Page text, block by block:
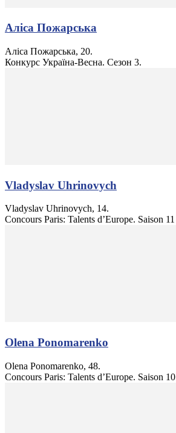
Аліса Пожарська
Аліса Пожарська, 20.
Конкурс Україна-Весна. Сезон 3.
Vladyslav Uhrinovych
Vladyslav Uhrinovych, 14.
Concours Paris: Talents d’Europe. Saison 11
Olena Ponomarenko
Olena Ponomarenko, 48.
Concours Paris: Talents d’Europe. Saison 10